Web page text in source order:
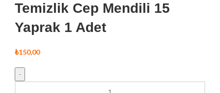
Temizlik Cep Mendili 15
Yaprak 1 Adet
₺150,00